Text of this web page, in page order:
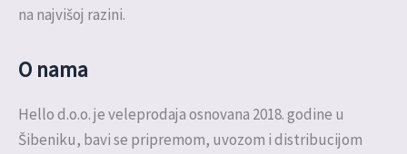
na najvišoj razini.
O nama
Hello d.o.o. je veleprodaja osnovana 2018. godine u
Šibeniku, bavi se pripremom, uvozom i distribucijom